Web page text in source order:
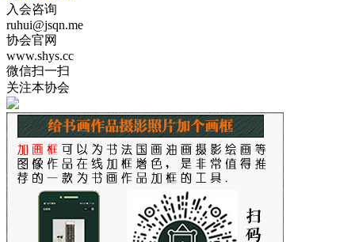
入会咨询
ruhui@jsqn.me
协会官网
www.shys.cc
微信扫一扫
关注本协会